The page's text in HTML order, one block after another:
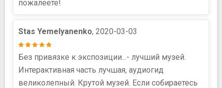
пожалеете!
Stas Yemelyanenko, 2020-03-03
Без привязке к экспозиции...- лучший музей.
Интерактивная часть лучшая, аудиогид
великолепный. Крутой музей. Если собираетесь